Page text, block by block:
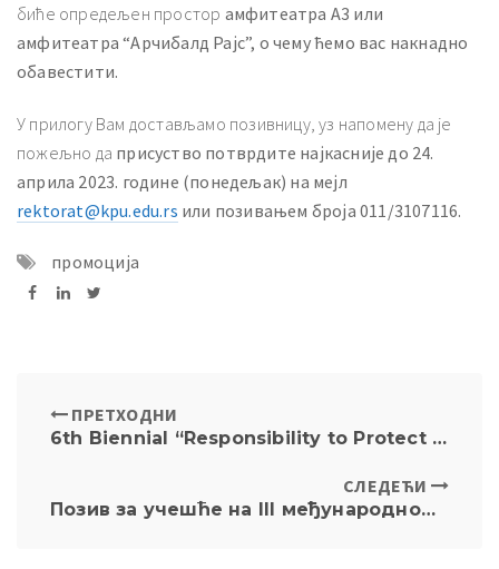
биће опредељен простор амфитеатра А3 или
амфитеатра “Арчибалд Рајс”, о чему ћемо вас накнадно
обавестити.
У прилогу Вам достављамо позивницу, уз напомену да је
пожељно да присуство потврдите најкасније до 24.
априла 2023. године (понедељак) на мејл
rektorat@kpu.edu.rs или позивањем броја 011/3107116.
промоција
ПРЕТХОДНИ
6th Biennial “Responsibility to Protect in Theory and Practice Conference” – May 11 and 12, 2023.
СЛЕДЕЋИ
Позив за учешће на III међународном научном скупу „Изазови и перспективе развоја правних система у XXI вијеку“ – продужен рок пријаве до 8. маја 2023. године